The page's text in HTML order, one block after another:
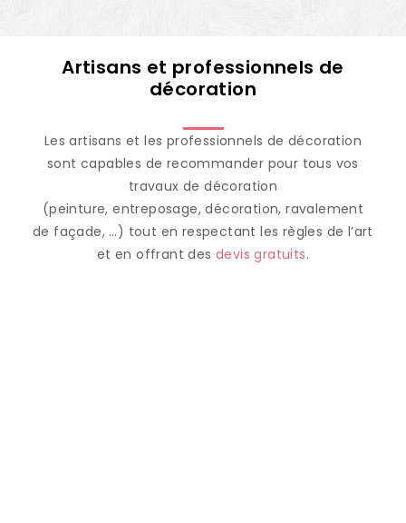
Artisans et professionnels de
décoration
Les artisans et les professionnels de décoration
sont capables de recommander pour tous vos
travaux de décoration
(peinture, entreposage, décoration, ravalement
de façade, …) tout en respectant les règles de l’art
et en offrant desdevis gratuits.